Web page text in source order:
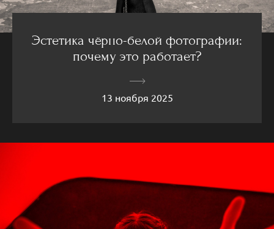
Эстетика чёрно-белой фотографии:
почему это работает?
13 ноября 2025